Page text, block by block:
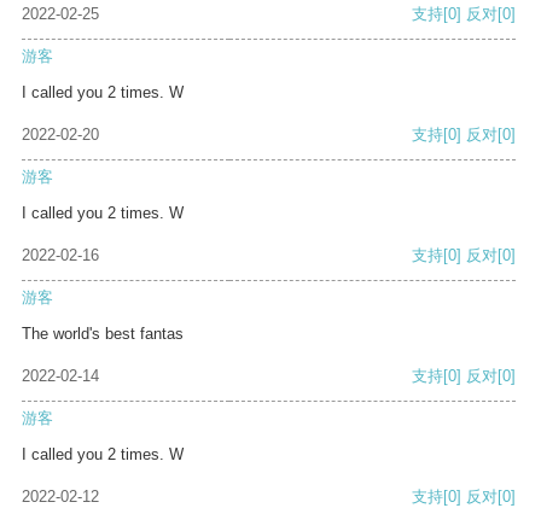
2022-02-25 支持[0] 反对[0]
游客
I called you 2 times. W
2022-02-20 支持[0] 反对[0]
游客
I called you 2 times. W
2022-02-16 支持[0] 反对[0]
游客
The world's best fantas
2022-02-14 支持[0] 反对[0]
游客
I called you 2 times. W
2022-02-12 支持[0] 反对[0]